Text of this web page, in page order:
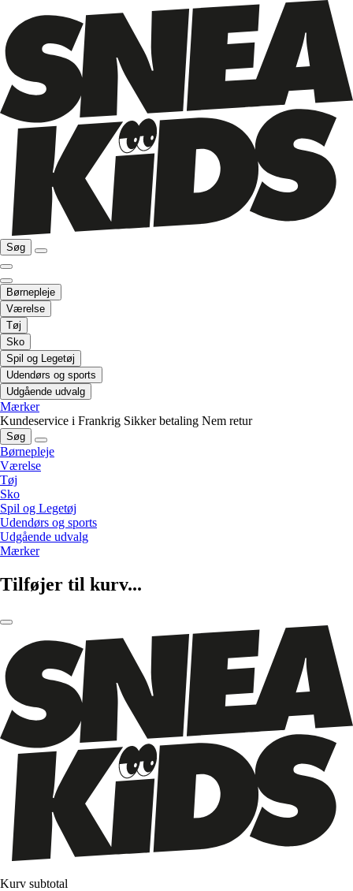
Søg
Børnepleje
Værelse
Tøj
Sko
Spil og Legetøj
Udendørs og sports
Udgående udvalg
Mærker
Kundeservice i Frankrig Sikker betaling Nem retur
Søg
Børnepleje
Værelse
Tøj
Sko
Spil og Legetøj
Udendørs og sports
Udgående udvalg
Mærker
Tilføjer til kurv...
Kurv subtotal